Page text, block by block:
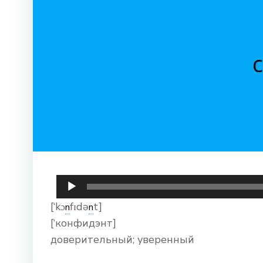
Аудиоплеер
[‘kɔnfɪdənt]
[‘конфидэнт]
доверительный; уверенный